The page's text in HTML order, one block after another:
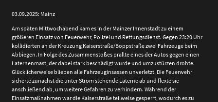
03.09.2025: Mainz
Am späten Mittwochabend kam es in der Mainzer Innenstadt zu einem
größeren Einsatz von Feuerwehr, Polizei und Rettungsdienst. Gegen 23:20 Uhr
kollidierten an der Kreuzung Kaiserstraße/Boppstraße zwei Fahrzeuge beim
Abbiegen. In Folge des Zusammenstoßes prallte eines der Autos gegen einen
Laternenmast, der dabei stark beschädigt wurde und umzustürzen drohte.
Glücklicherweise blieben alle Fahrzeuginsassen unverletzt. Die Feuerwehr
sicherte zunächst die unter Strom stehende Laterne ab und flexte sie
anschließend ab, um weitere Gefahren zu verhindern. Während der
Einsatzmaßnahmen war die Kaiserstraße teilweise gesperrt, wodurch es zu